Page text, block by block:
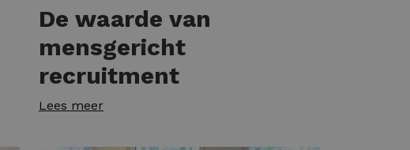
De waarde van
mensgericht
recruitment
Lees meer